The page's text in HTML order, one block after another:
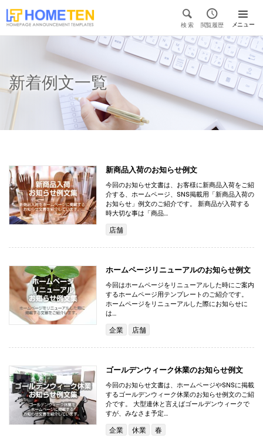

検 索

閲覧履歴 メニュー

新着例文一覧
新商品入荷のお知らせ例文
今回のお知らせ文書は、お客様に新商品入荷をご紹
介する、ホームページ、SNS掲載用「新商品入荷の
お知らせ」例文のご紹介です。 新商品が入荷する
時大切な事は「商品…
店舗
ホームページリニューアルのお知らせ例文
今回はホームページをリニューアルした時にご案内
するホームページ用テンプレートのご紹介です。
ホームページをリニューアルした際にお知らせに
は…
企業 店舗
ゴールデンウィーク休業のお知らせ例文
今回のお知らせ文書は、ホームページやSNSに掲載
するゴールデンウィーク休業のお知らせ例文のご紹
介です。 大型連休と言えばゴールデンウィークで
すが、みなさま予定…
企業 休業 春